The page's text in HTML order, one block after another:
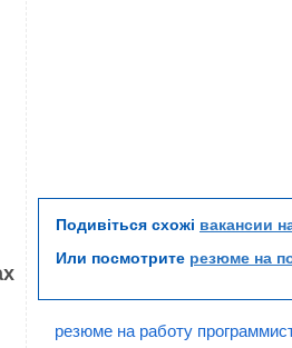
Подивіться схожі вакансии
Или посмотрите резюме на
резюме на работу